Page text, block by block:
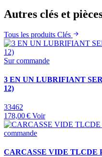
Autres clés et
Tous les produits Clés
Sur commande
3 EN UN LUBRIFIANT
12)
33462
178,00 € Voir
commande
CARCASSE VIDE TLCDE